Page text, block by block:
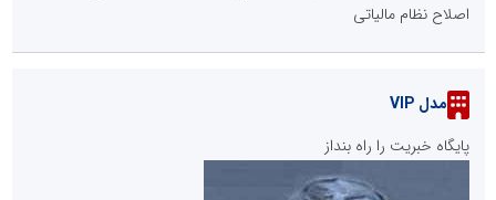
اصلاح نظام مالیاتی
مدل VIP
پایگاه خبریت را راه بنداز